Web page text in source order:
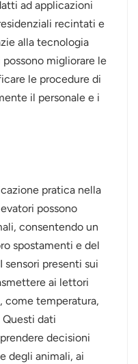
ad applicazioni
recintati e
alla tecnologia
migliorare le
le procedure di
il personale e i
pratica nella
possono
consentendo un
spostamenti e del
sensori presenti sui
ai lettori
come temperatura,
dati
decisioni
degli animali, ai